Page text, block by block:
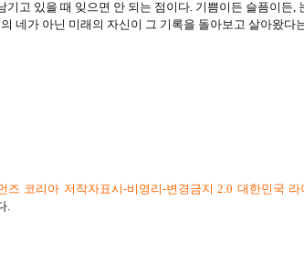
고 있을 때 잊으면 안 되는 점이다. 기쁨이든 슬픔이든,
네가 아닌 미래의 자신이 그 기록을 돌아보고 살아왔다
즈 코리아 저작자표시-비영리-변경금지 2.0 대한민국 라
.